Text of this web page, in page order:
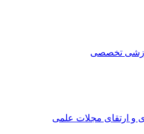
تخصصی
و ارتقای مجلات علمی